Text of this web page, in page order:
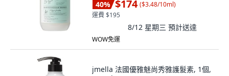
40% $174 ($3.48/10ml)
運費 $195
8/12 星期三 預計送達
WOW免運
jmella 法國優雅魅尚秀雅護髮素, 1個,